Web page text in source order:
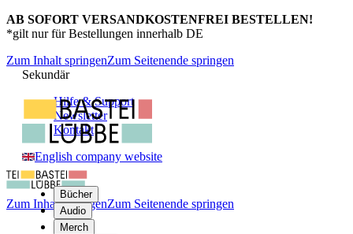
AB SOFORT VERSANDKOSTENFREI BESTELLEN!
*gilt nur für Bestellungen innerhalb DE
Zum Inhalt springenZum Seitenende springen
Sekundär
Hilfe & Support
Newsletter
Kontakt
English company website
Bücher
Audio
Merch
Zum Inhalt springenZum Seitenende springen